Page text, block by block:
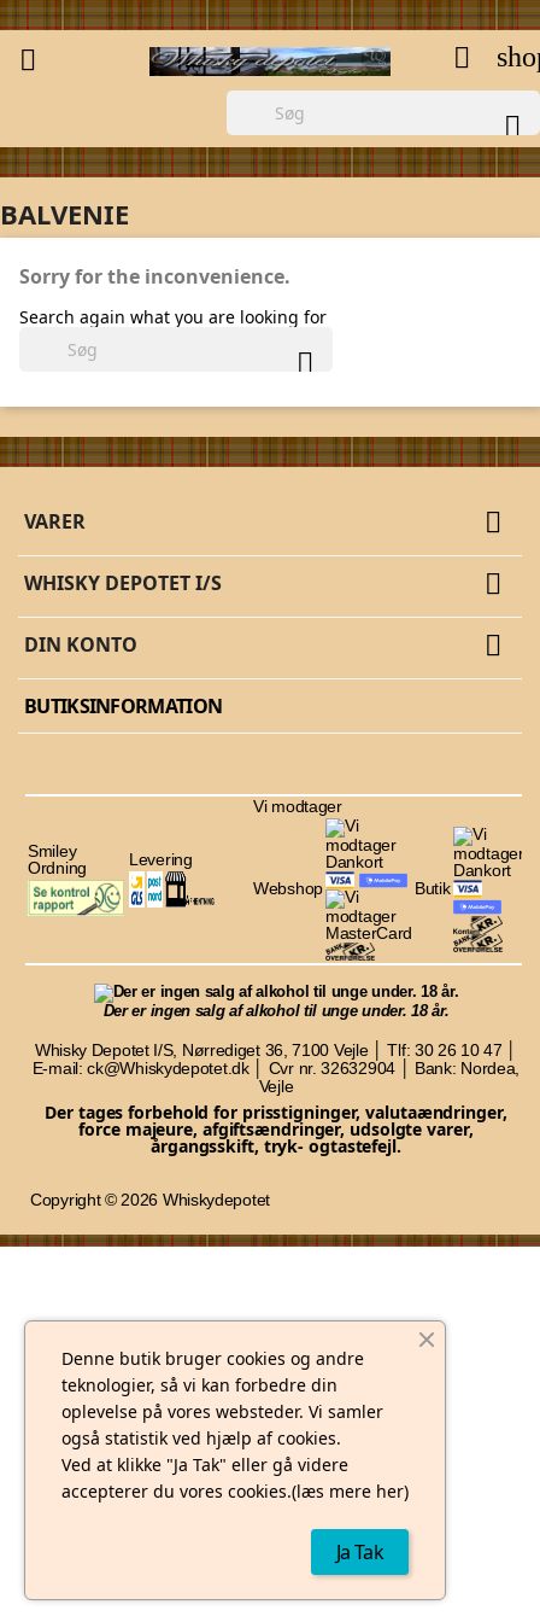
 

BALVENIE
Sorry for the inconvenience.
Search again what you are looking for

VARER 
WHISKY DEPOTET I/S 
DIN KONTO 
BUTIKSINFORMATION
Smiley
Ordning
Levering
Vi modtager
Webshop Butik
Der er ingen salg af alkohol til unge under. 18 år.
Whisky Depotet I/S, Nørrediget 36, 7100 Vejle │ Tlf: 30 26 10 47 │
E-mail: ck@Whiskydepotet.dk │ Cvr nr. 32632904 │ Bank: Nordea,
Vejle
Der tages forbehold for prisstigninger, valutaændringer,
force majeure, afgiftsændringer, udsolgte varer,
årgangsskift, tryk- ogtastefejl.
Copyright © 2026 Whiskydepotet
Denne butik bruger cookies og andre
teknologier, så vi kan forbedre din
oplevelse på vores websteder. Vi samler
også statistik ved hjælp af cookies.
Ved at klikke "Ja Tak" eller gå videre
accepterer du vores cookies.(læs mere her)
Ja Tak